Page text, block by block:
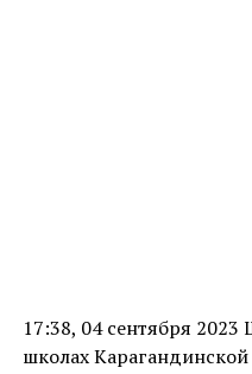
17:38, 04 сентября
школах Карагандинской